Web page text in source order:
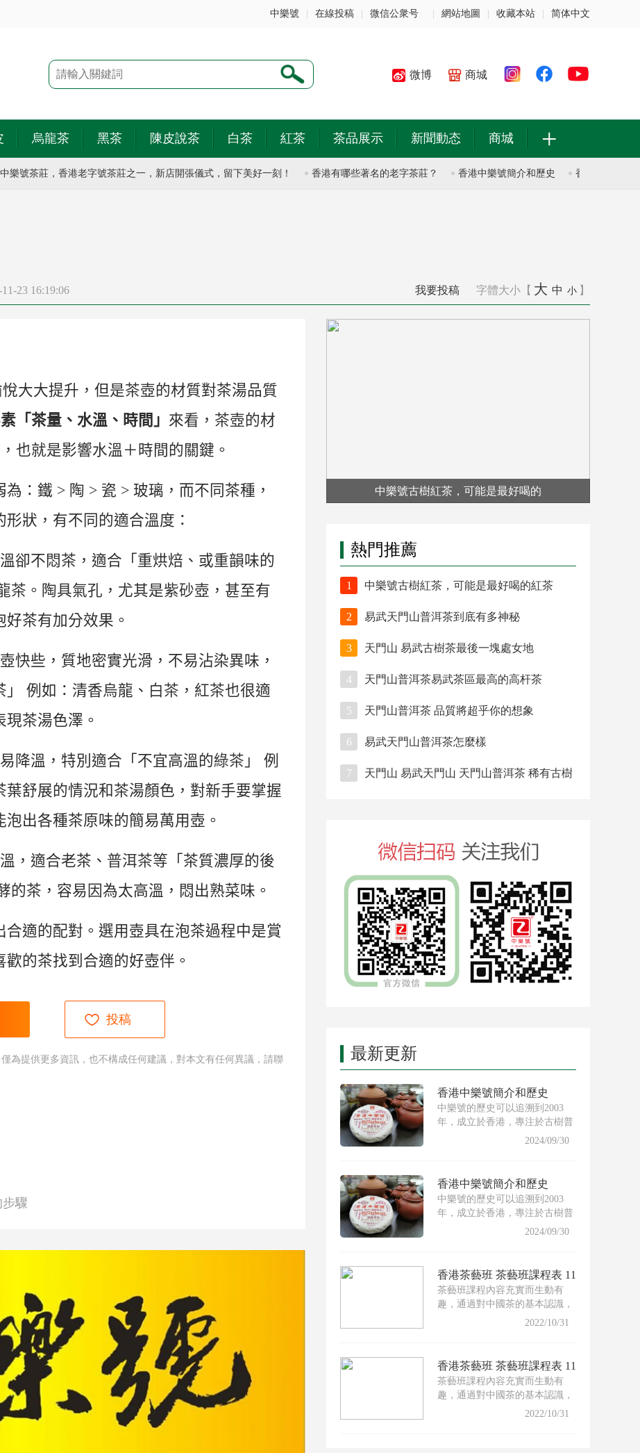
中樂號 在線投稿 微信公衆号 網站地圖 收藏本站 简体中文
微博 商城
烏龍茶 黑茶 陳皮說茶 白茶 紅茶 茶品展示 新聞動态 商城 +
號茶莊，香港老字號茶莊之一，新店開張儀式，留下美好一刻！ 香港有哪些著名的老字茶莊？ 香港中樂號簡介和歷史 香港中樂號簡介
23 16:19:06 我要投稿 字體大小【 大 中 小 】
大大提升，但是茶壺的材質對茶湯品質
「茶量、水溫、時間」 來看， 茶壺的材
也就是影響水溫＋時間的關鍵。
為：鐵 > 陶 > 瓷 > 玻璃，而不同茶種，
狀，有不同的適合溫度：
卻不悶茶，適合「重烘焙、或重韻味的
茶 。陶具氣孔，尤其是紫砂壺 ，甚至有
茶有加分效果。
快些，質地密實光滑，不易沾染異味，
例如：清香烏龍、 白茶 ， 紅茶也很適
茶湯色澤。
降溫，特別適合「不宜高溫的綠茶 」
例
舒展的情況和茶湯顏色，對新手要掌握
出各種茶原味的簡易萬用壺。
，適合老茶、 普洱茶等「茶質濃厚的後
的茶，容易因為太高溫，悶出熟菜味。
適的配對。選用壺具在泡茶過程中是賞
的茶找到合適的好壺伴。
投稿
為提供更多資訊，也不構成任何建議，對本文有任何異議，請聯
驟
中樂號古樹紅茶，可能是最好喝的
熱門推薦
1 中樂號古樹紅茶，可能是最好喝的紅茶
2 易武天門山普洱茶到底有多神秘
3 天門山 易武古樹茶最後一塊處女地
4 天門山普洱茶易武茶區最高的高杆茶
5 天門山普洱茶 品質將超乎你的想象
6 易武天門山普洱茶怎麼樣
7 天門山 易武天門山 天門山普洱茶 稀有古樹
最新更新
香港中樂號簡介和歷史
中樂號的歷史可以追溯到2003
年，成立於香港，專注於古樹普
洱茶的製作與推廣。創始人希
2024/09/30
香港中樂號簡介和歷史
中樂號的歷史可以追溯到2003
年，成立於香港，專注於古樹普
洱茶的製作與推廣。創始人希
2024/09/30
香港茶藝班 茶藝班課程表 11
月份
茶藝班課程內容充實而生動有
趣，通過對中國茶的基本認識，
配以適合的茶具及沖泡技巧，
2022/10/31
香港茶藝班 茶藝班課程表 11
月份
茶藝班課程內容充實而生動有
趣，通過對中國茶的基本認識，
配以適合的茶具及沖泡技巧，
2022/10/31